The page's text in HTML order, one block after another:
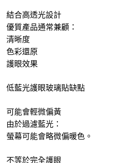
結合高透光設計
優質產品通常兼顧：
清晰度
色彩還原
護眼效果
低藍光護眼玻璃貼缺點
可能會輕微偏黃
由於過濾藍光：
螢幕可能會略微偏暖色。
不等於完全護眼